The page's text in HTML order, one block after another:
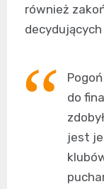
również
do
jest